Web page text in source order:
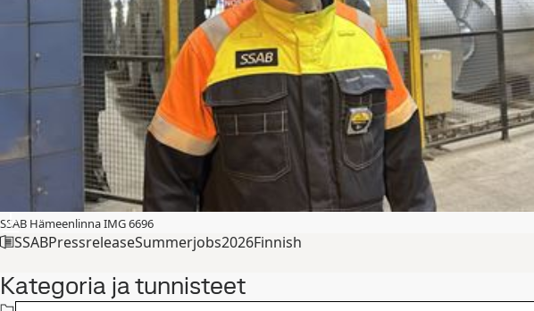
SSAB Hämeenlinna IMG 6696
SSABPressreleaseSummerjobs2026Finnish
Kategoria ja tunnisteet